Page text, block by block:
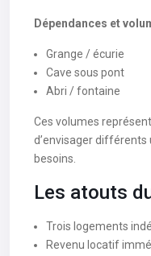
Dépendances et
Grange / écurie
Cave sous pont
Abri / fontaine
Ces volumes
d’envisager
besoins.
Les atouts
Trois logements
Revenu locatif